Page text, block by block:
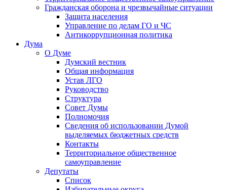
Гражданская оборона и чрезвычайные ситуации
Защита населения
Управление по делам ГО и ЧС
Антикоррупционная политика
Дума
О Думе
Думский вестник
Общая информация
Устав ЛГО
Руководство
Структура
Совет Думы
Полномочия
Сведения об использовании Думой
выделяемых бюджетных средств
Контакты
Территориальное общественное
самоуправление
Депутаты
Список